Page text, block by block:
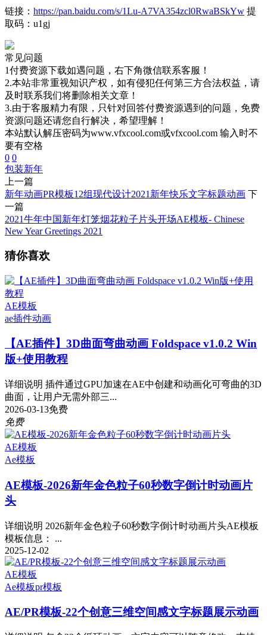
链接： https://pan.baidu.com/s/1Lu-A7VA354zcl0RwaBSkYw 提
取码：u1gj
常见问题
1付费资源下载如遇问题，右下角微信联系客服！
2.本站非常重视知识产权，如有侵犯任何第三方合法权益，请
及时联系我们将删除相关文章！
3.由于客服精力有限，只针对回答付费资源遇到的问题，免费
资源问题还请您自行解决，希望理解！
本站默认解压密码为www.vfxcool.com或vfxcool.com 输入时不
要有空格
0 0
包装新年
上一篇
新年动画PR模板12组现代设计2021新年快乐文字标题动画 下
一篇
2021牛年中国新年灯笼烟花粒子片头开场AE模板- Chinese
New Year Greetings 2021
猜你喜欢
AE模板
ae插件动画
【AE插件】3D曲面弯曲动画 Foldspace v1.0.2 Win
版+使用教程
详细说明 插件通过GPU加速在AE中创建和动画化可弯曲的3D
曲面，让用户无需外部三...
2026-03-13免费
免费
AE模板
Ae模板
AE模板-2026新年金色粒子60秒数字倒计时动画片
头
详细说明 2026新年金色粒子60秒数字倒计时动画片头AE模板
模板信息： ...
2025-12-02
AE模板
Ae模板pr模板
AE/PR模板-22个创意三维空间感文字标题展示动画